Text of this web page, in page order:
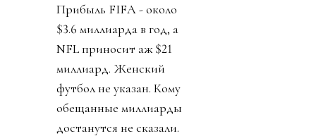
Прибыль FIFA - около
$3.6 миллиарда в год, а
NFL приносит аж $21
миллиард. Женский
футбол не указан. Кому
обещанные миллиарды
достанутся не сказали.